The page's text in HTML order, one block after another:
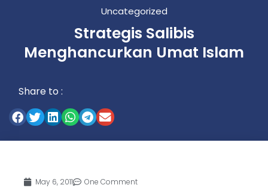
Uncategorized
Strategis Salibis
Menghancurkan Umat Islam
Share to :
May 6, 2011 One Comment